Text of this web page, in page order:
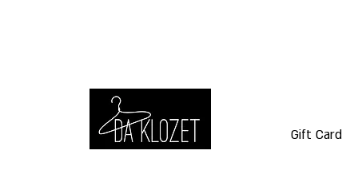
Gift Card